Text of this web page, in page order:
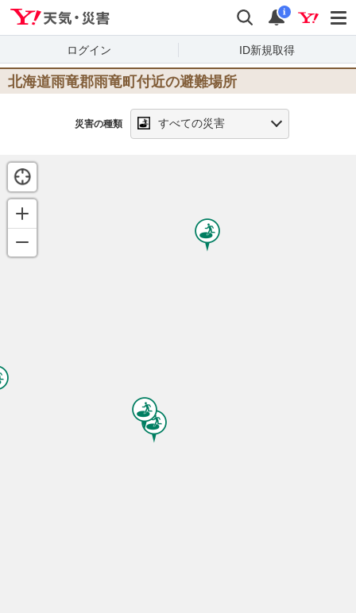
検索 通知
i
ログイン ID新規取得
北海道雨竜郡雨竜町 付近の避難場所
災害の種類 すべての災害